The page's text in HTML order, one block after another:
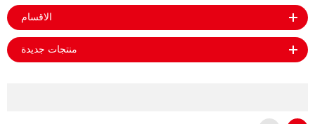
الاقسام
منتجات جديدة